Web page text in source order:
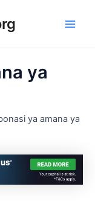
ya
ya amana ya